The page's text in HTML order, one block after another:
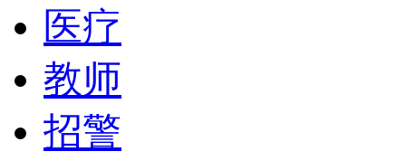
医疗
教师
招警